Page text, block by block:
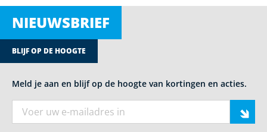
NIEUWSBRIEF
BLIJF OP DE HOOGTE
Meld je aan en blijf op de hoogte van kortingen en acties.